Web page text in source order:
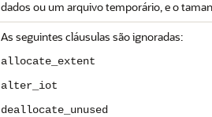
dados ou um arquivo temporário, e o
As seguintes cláusulas são ignoradas:
allocate_extent
alter_iot
deallocate_unused